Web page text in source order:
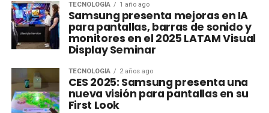
TECNOLOGÍA 1 año ago
Samsung presenta mejoras en IA
para pantallas, barras de sonido y
monitores en el 2025 LATAM Visual
Display Seminar
TECNOLOGÍA 2 años ago
CES 2025: Samsung presenta una
nueva visión para pantallas en su
First Look